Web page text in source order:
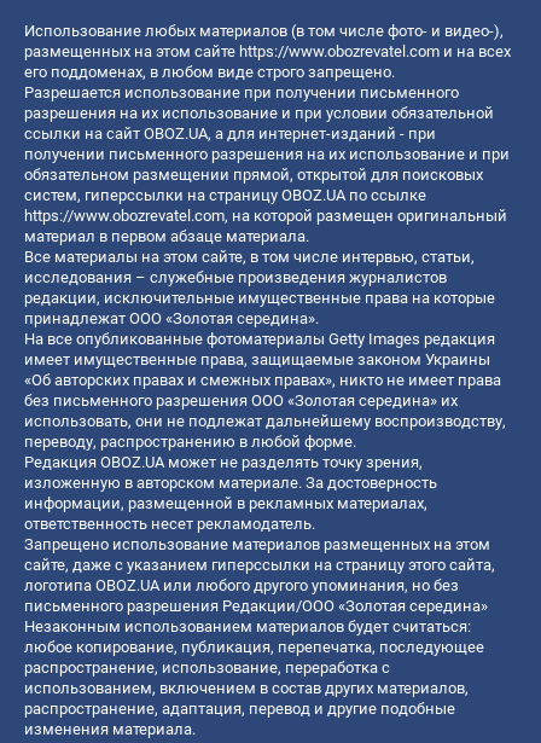
Использование любых материалов (в том числе фото- и видео-),
размещенных на этом сайте https://www.obozrevatel.com и на всех
его поддоменах, в любом виде строго запрещено.
Разрешается использование при получении письменного
разрешения на их использование и при условии обязательной
ссылки на сайт OBOZ.UA, а для интернет-изданий - при
получении письменного разрешения на их использование и при
обязательном размещении прямой, открытой для поисковых
систем, гиперссылки на страницу OBOZ.UA по ссылке
https://www.obozrevatel.com, на которой размещен оригинальный
материал в первом абзаце материала.
Все материалы на этом сайте, в том числе интервью, статьи,
исследования – служебные произведения журналистов
редакции, исключительные имущественные права на которые
принадлежат ООО «Золотая середина».
На все опубликованные фотоматериалы Getty Images редакция
имеет имущественные права, защищаемые законом Украины
«Об авторских правах и смежных правах», никто не имеет права
без письменного разрешения ООО «Золотая середина» их
использовать, они не подлежат дальнейшему воспроизводству,
переводу, распространению в любой форме.
Редакция OBOZ.UA может не разделять точку зрения,
изложенную в авторском материале. За достоверность
информации, размещенной в рекламных материалах,
ответственность несет рекламодатель.
Запрещено использование материалов размещенных на этом
сайте, даже с указанием гиперссылки на страницу этого сайта,
логотипа OBOZ.UA или любого другого упоминания, но без
письменного разрешения Редакции/ООО «Золотая середина»
Незаконным использованием материалов будет считаться:
любое копирование, публикация, перепечатка, последующее
распространение, использование, переработка с
использованием, включением в состав других материалов,
распространение, адаптация, перевод и другие подобные
изменения материала.